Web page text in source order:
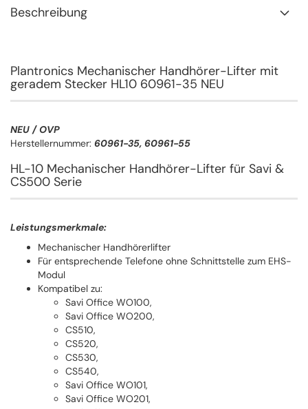
Beschreibung
Plantronics Mechanischer Handhörer-Lifter mit
geradem Stecker HL10 60961-35 NEU
NEU / OVP
Herstellernummer: 60961-35, 60961-55
HL-10 Mechanischer Handhörer-Lifter für Savi &
CS500 Serie
Leistungsmerkmale:
Mechanischer Handhörerlifter
Für entsprechende Telefone ohne Schnittstelle zum EHS-
Modul
Kompatibel zu:
Savi Office WO100,
Savi Office WO200,
CS510,
CS520,
CS530,
CS540,
Savi Office WO101,
Savi Office WO201,